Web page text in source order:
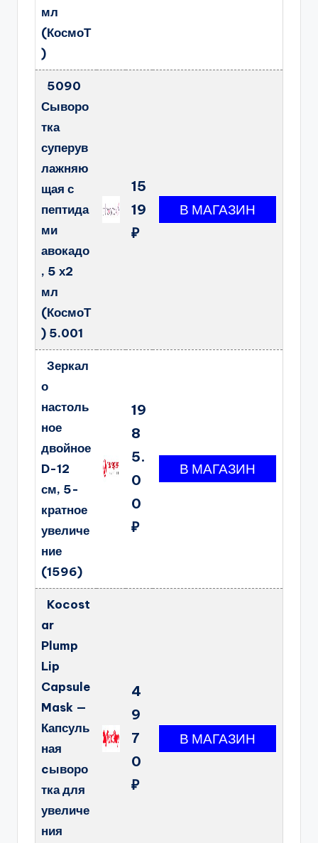
мл
(КосмоТ
)
5090
Сыворо
тка
суперув
лажняю
щая с
пептида
ми
авокадо
, 5 х2
мл
(КосмоТ
) 5.001
15
19
₽
Зеркал
о
настоль
ное
двойное
D-12
см, 5-
кратное
увеличе
ние
(1596)
19
8
5.
0
0
₽
Kocost
ar
Plump
Lip
Capsule
Mask —
Капсуль
ная
cыворо
тка для
увеличе
ния
4
9
7
0
₽